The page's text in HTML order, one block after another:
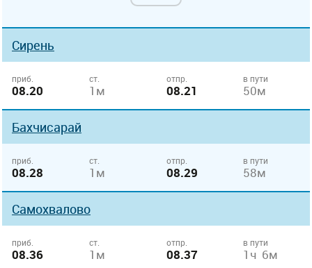
Сирень
приб.
08.20
ст.
1м
отпр.
08.21
в пути
50м
Бахчисарай
приб.
08.28
ст.
1м
отпр.
08.29
в пути
58м
Самохвалово
приб.
08.36
ст.
1м
отпр.
08.37
в пути
1ч 6м